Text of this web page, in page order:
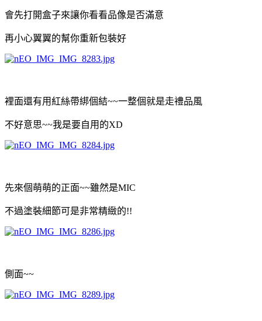
會先打開盒子來讓你看看品像是否滿意
再小心翼翼的幫你重新包裝好
裡面還有用紅絲帶綁個結~~一整個就是走禮品風
不好意思~~我是要自用的XD
先來個萌萌的正面~~雖然是MIC
不過塗裝細節可是非常精緻的!!
側面~~